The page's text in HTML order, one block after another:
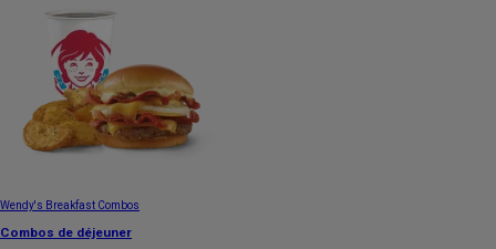
Wendy's Breakfast Combos
Combos de déjeuner